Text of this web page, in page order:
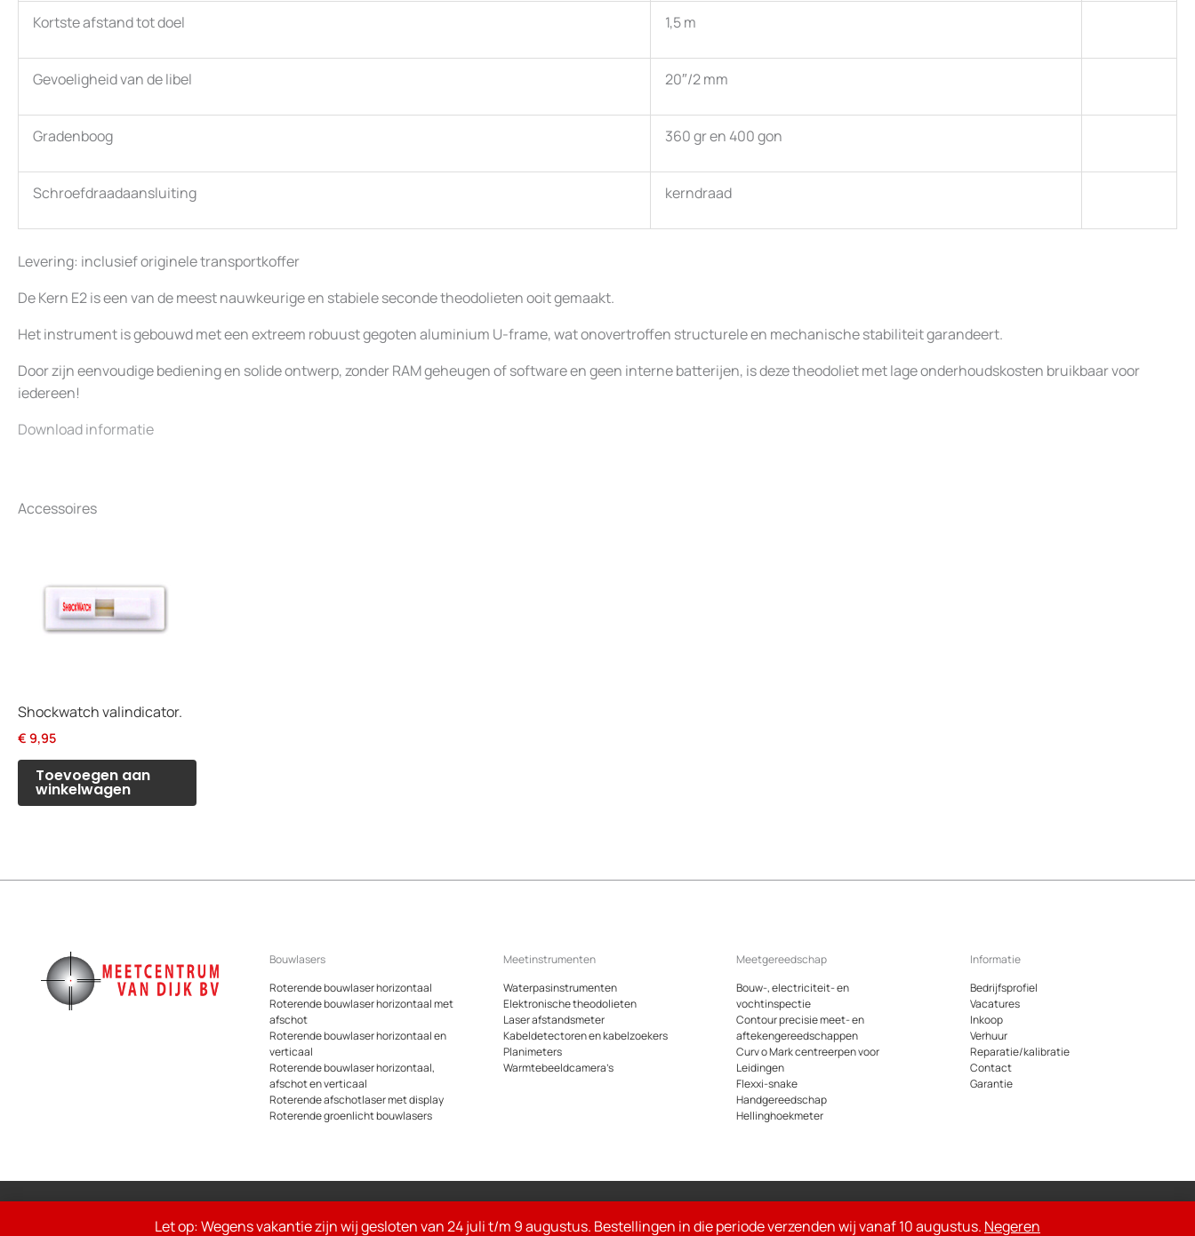
Let op: Wegens vakantie zijn wij gesloten van 24 juli t/m 9 augustus. Bestellingen in die periode verzenden wij vanaf 10 augustus. Negeren
Kortste afstand tot doel 1,5 m
Gevoeligheid van de libel 20″/2 mm
Gradenboog 360 gr en 400 gon
Schroefdraadaansluiting kerndraad
Levering: inclusief originele transportkoffer
De Kern E2 is een van de meest nauwkeurige en stabiele seconde theodolieten ooit gemaakt.
Het instrument is gebouwd met een extreem robuust gegoten aluminium U-frame, wat onovertroffen structurele en mechanische stabiliteit garandeert.
Door zijn eenvoudige bediening en solide ontwerp, zonder RAM geheugen of software en geen interne batterijen, is deze theodoliet met lage onderhoudskosten bruikbaar voor
iedereen!
Download informatie
Accessoires
Shockwatch valindicator.
€ 9,95
Toevoegen aan
winkelwagen
Bouwlasers
Roterende bouwlaser horizontaal
Roterende bouwlaser horizontaal met
afschot
Roterende bouwlaser horizontaal en
verticaal
Roterende bouwlaser horizontaal,
afschot en verticaal
Roterende afschotlaser met display
Roterende groenlicht bouwlasers
Meetinstrumenten
Waterpasinstrumenten
Elektronische theodolieten
Laser afstandsmeter
Kabeldetectoren en kabelzoekers
Planimeters
Warmtebeeldcamera’s
Meetgereedschap
Bouw-, electriciteit- en
vochtinspectie
Contour precisie meet- en
aftekengereedschappen
Curv o Mark centreerpen voor
Leidingen
Flexxi-snake
Handgereedschap
Hellinghoekmeter
Informatie
Bedrijfsprofiel
Vacatures
Inkoop
Verhuur
Reparatie/kalibratie
Contact
Garantie